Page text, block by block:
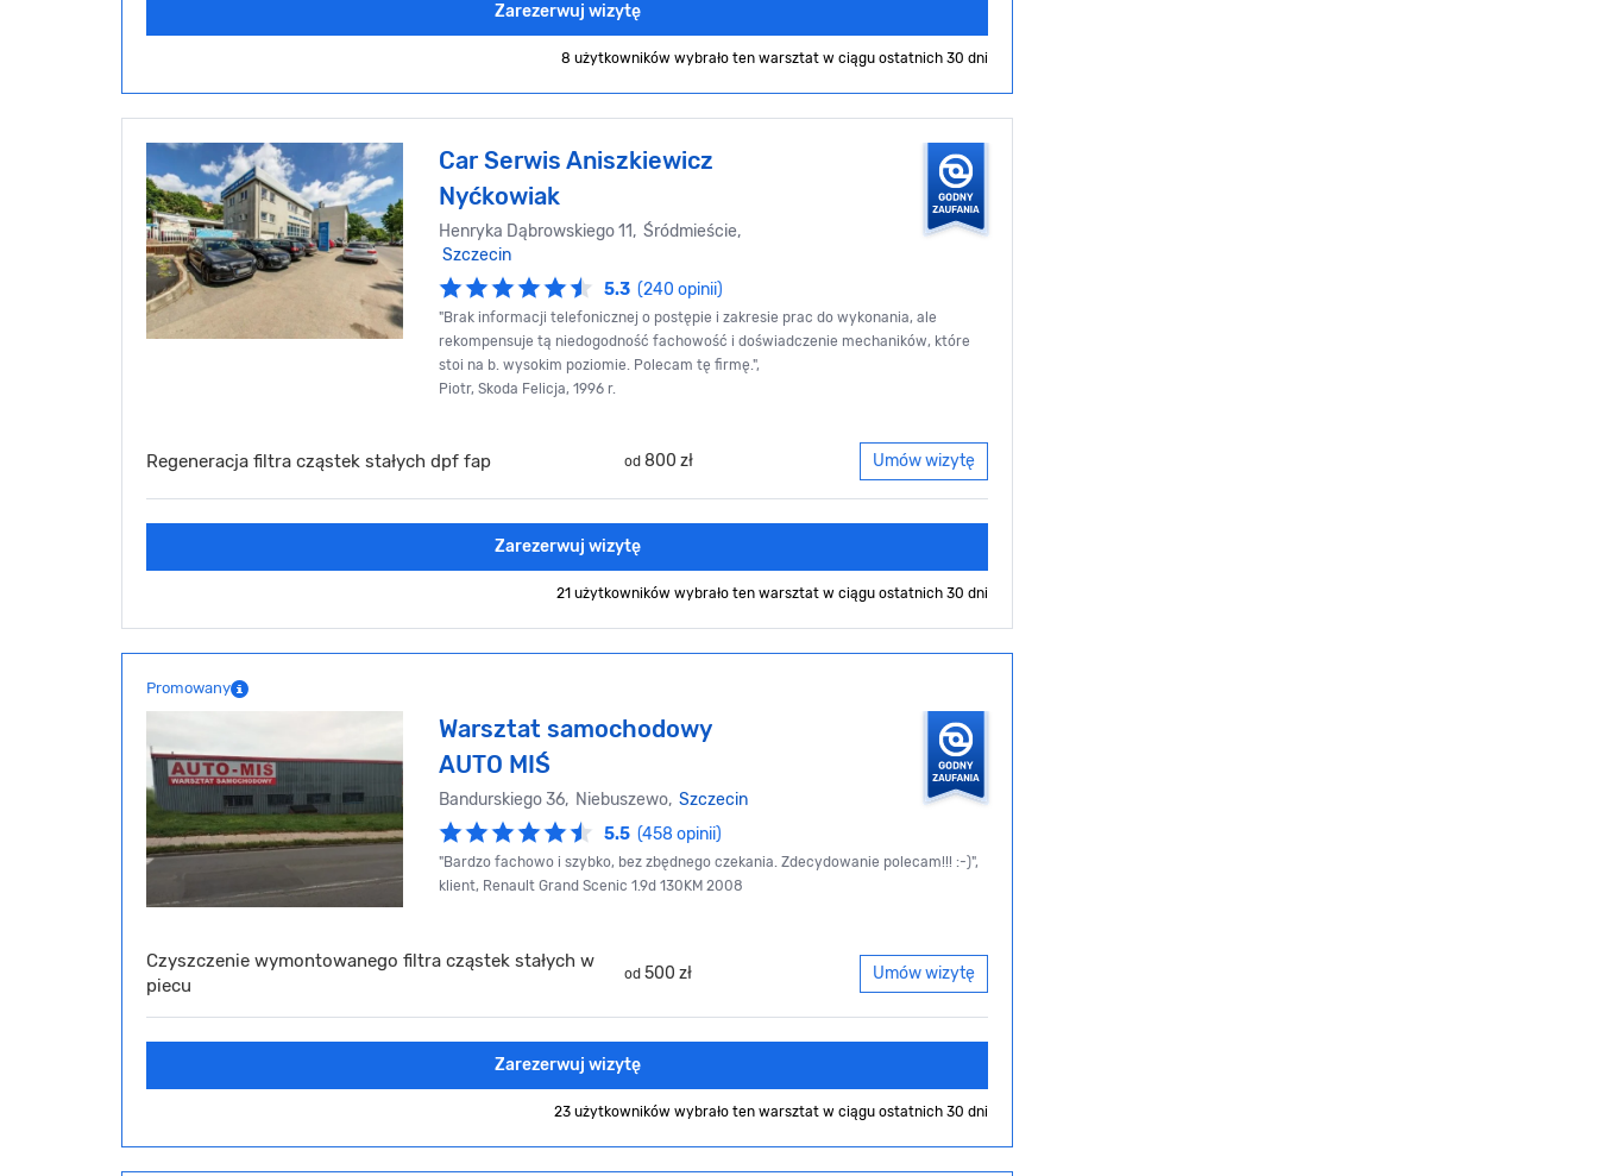
Zarezerwuj wizytę
8 użytkowników wybrało ten warsztat w ciągu ostatnich 30 dni
Car Serwis Aniszkiewicz
Nyćkowiak
Henryka Dąbrowskiego 11, Śródmieście,
Szczecin
5.3 (240 opinii)
"Brak informacji telefonicznej o postępie i zakresie prac do wykonania, ale
rekompensuje tą niedogodność fachowość i doświadczenie mechaników, które
stoi na b. wysokim poziomie. Polecam tę firmę.",
Piotr, Skoda Felicja, 1996 r.
Regeneracja filtra cząstek stałych dpf fap od 800 zł Umów wizytę
Zarezerwuj wizytę
21 użytkowników wybrało ten warsztat w ciągu ostatnich 30 dni
Promowany
Warsztat samochodowy
AUTO MIŚ
Bandurskiego 36, Niebuszewo, Szczecin
5.5 (458 opinii)
"Bardzo fachowo i szybko, bez zbędnego czekania. Zdecydowanie polecam!!! :-)",
klient, Renault Grand Scenic 1.9d 130KM 2008
Czyszczenie wymontowanego filtra cząstek stałych w
piecu
od 500 zł Umów wizytę
Zarezerwuj wizytę
23 użytkowników wybrało ten warsztat w ciągu ostatnich 30 dni